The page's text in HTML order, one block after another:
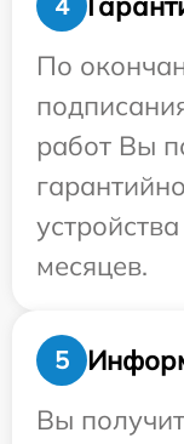
По
работ Вы
месяцев.
5
Вы